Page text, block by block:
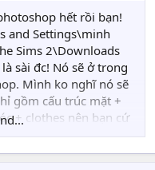
hết rồi bạn!
and Settings\minh
Sims 2\Downloads
sài đc! Nó sẽ ở trong
Mình ko nghĩ nó sẽ
gồm cấu trúc mặt +
+ clothes nên bạn cứ